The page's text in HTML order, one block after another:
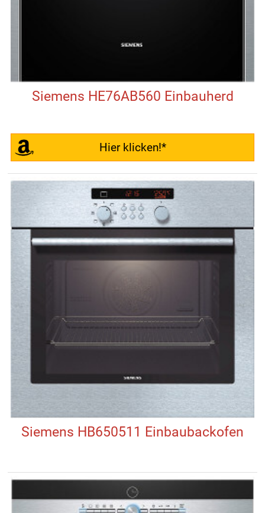
Siemens HE76AB560 Einbauherd
Hier klicken!*
Siemens HB650511 Einbaubackofen